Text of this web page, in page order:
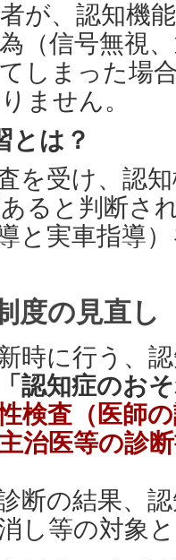
が、認知機
（信号無視
しまった場
ません。
とは？
を受け、認
ると判断さ
導と実車指導
度の見直し
時に行う、
「認知症のお
検査（医師
治医等の診
断の結果、
し等の対象